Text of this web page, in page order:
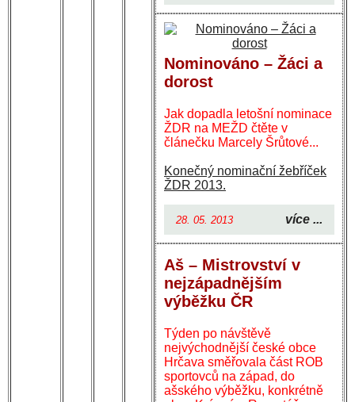
Nominováno – Žáci a
dorost
Jak dopadla letošní nominace
ŽDR na MEŽD čtěte v
článečku Marcely Šrůtové...
Konečný nominační žebříček
ŽDR 2013.
28. 05. 2013 více ...
Aš – Mistrovství v
nejzápadnějším
výběžku ČR
Týden po návštěvě
nejvýchodnější české obce
Hrčava směřovala část ROB
sportovců na západ, do
ašského výběžku, konkrétně